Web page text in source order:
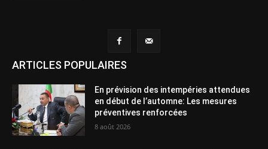
ARTICLES POPULAIRES
En prévision des intempéries attendues
en début de l’automne: Les mesures
préventives renforcées
8 août 2026